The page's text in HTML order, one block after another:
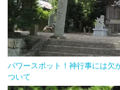
パワースポット！神行事には欠
ついて